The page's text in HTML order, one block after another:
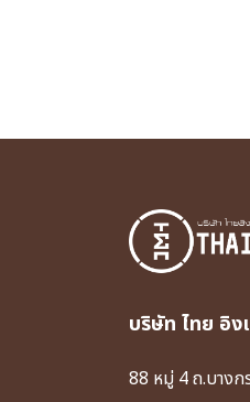
บริษัท ไทย อิง
88 หมู่ 4 ถ.บาง